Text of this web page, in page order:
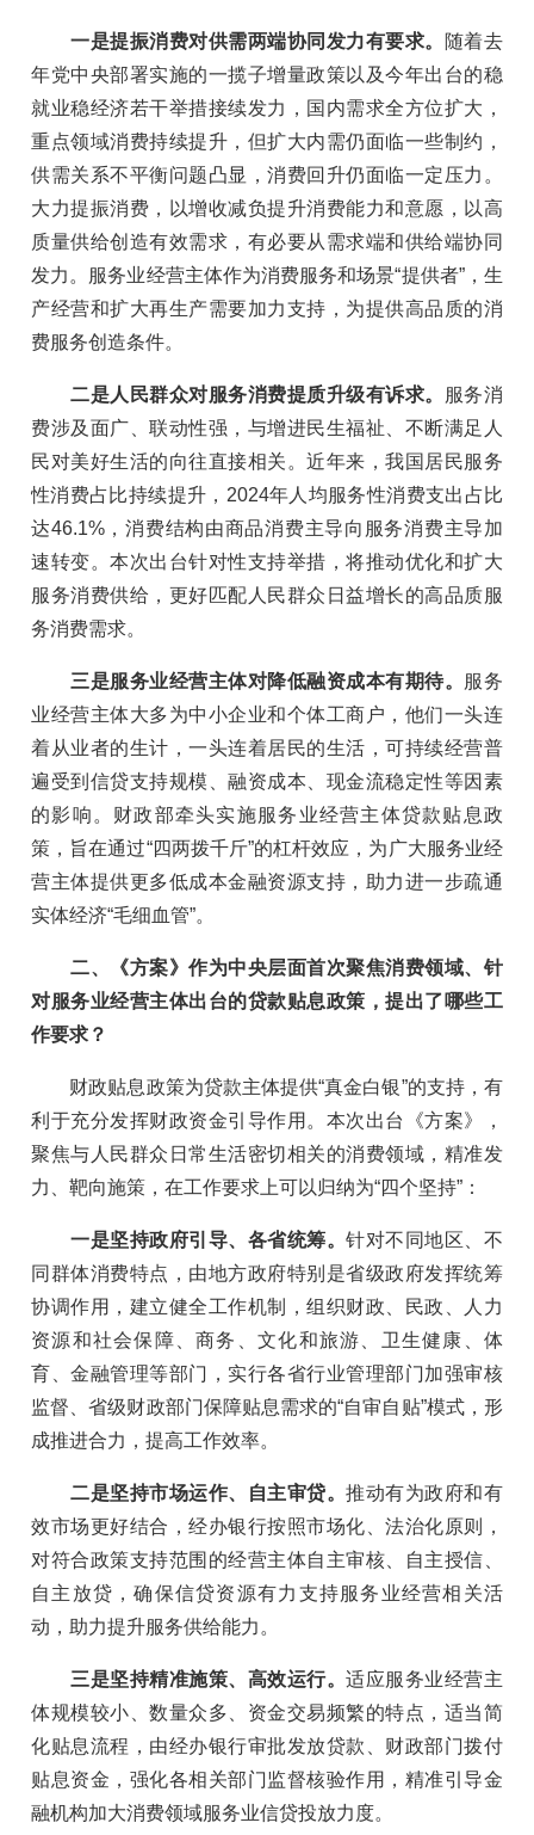
一是提振消费对供需两端协同发力有要求。
随着去
年党中央部署实施的一揽子增量政策以及今年出台的稳
就业稳经济若干举措接续发力，国内需求全方位扩大，
重点领域消费持续提升，但扩大内需仍面临一些制约，
供需关系不平衡问题凸显，消费回升仍面临一定压力。
大力提振消费，以增收减负提升消费能力和意愿，以高
质量供给创造有效需求，有必要从需求端和供给端协同
发力。服务业经营主体作为消费服务和场景“提供者”，生
产经营和扩大再生产需要加力支持，为提供高品质的消
费服务创造条件。
二是人民群众对服务消费提质升级有诉求。
服务消
费涉及面广、联动性强，与增进民生福祉、不断满足人
民对美好生活的向往直接相关。近年来，我国居民服务
性消费占比持续提升，2024年人均服务性消费支出占比
达46.1%，消费结构由商品消费主导向服务消费主导加
速转变。本次出台针对性支持举措，将推动优化和扩大
服务消费供给，更好匹配人民群众日益增长的高品质服
务消费需求。
三是服务业经营主体对降低融资成本有期待。 服务
业经营主体大多为中小企业和个体工商户，他们一头连
着从业者的生计，一头连着居民的生活，可持续经营普
遍受到信贷支持规模、融资成本、现金流稳定性等因素
的影响。财政部牵头实施服务业经营主体贷款贴息政
策，旨在通过“四两拨千斤”的杠杆效应，为广大服务业经
营主体提供更多低成本金融资源支持，助力进一步疏通
实体经济“毛细血管”。
二、《方案》作为中央层面首次聚焦消费领域、针
对服务业经营主体出台的贷款贴息政策，提出了哪些工
作要求？
财政贴息政策为贷款主体提供“真金白银”的支持，有
利于充分发挥财政资金引导作用。本次出台《方案》，
聚焦与人民群众日常生活密切相关的消费领域，精准发
力、靶向施策，在工作要求上可以归纳为“四个坚持”：
一是坚持政府引导、各省统筹。针对不同地区、不
同群体消费特点，由地方政府特别是省级政府发挥统筹
协调作用，建立健全工作机制，组织财政、民政、人力
资源和社会保障、商务、文化和旅游、卫生健康、体
育、金融管理等部门，实行各省行业管理部门加强审核
监督、省级财政部门保障贴息需求的“自审自贴”模式，形
成推进合力，提高工作效率。
二是坚持市场运作、自主审贷。推动有为政府和有
效市场更好结合，经办银行按照市场化、法治化原则，
对符合政策支持范围的经营主体自主审核、自主授信、
自主放贷，确保信贷资源有力支持服务业经营相关活
动，助力提升服务供给能力。
三是坚持精准施策、高效运行。适应服务业经营主
体规模较小、数量众多、资金交易频繁的特点，适当简
化贴息流程，由经办银行审批发放贷款、财政部门拨付
贴息资金，强化各相关部门监督核验作用，精准引导金
融机构加大消费领域服务业信贷投放力度。